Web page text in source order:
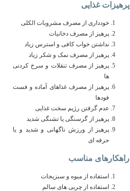
پرهیزات غذایی
خودداری از مصرف مشروبات الکلی
پرهیز از مصرف دخانیات
نداشتن خواب کافی و استرس زیاد
پرهیز از مصرف نمک و شکر زیاد
پرهیز از مصرف تنقلات و سرخ کردنی
ها
پرهیز از مصرف غذاهای آماده و فست
فودها
عدم گرفتن رژیم سخت غذایی
پرهیز از گرسنگی یا تشنگی شدید
پرهیز از ورزش ناگهانی و شدید و یا
حرفه ای
راهکارهای مناسب
استفاده از میوه و سبزیجات
استفاده از چربی های سالم